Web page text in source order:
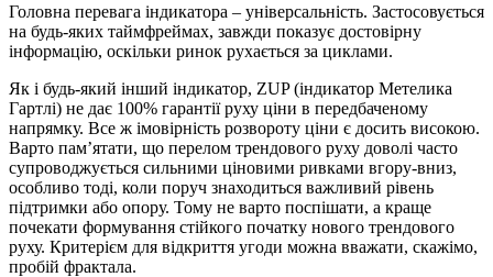
Головна перевага індикатора – універсальність. Застосовується
на будь-яких таймфреймах, завжди показує достовірну
інформацію, оскільки ринок рухається за циклами.
Як і будь-який інший індикатор, ZUP (індикатор Метелика
Гартлі) не дає 100% гарантії руху ціни в передбаченому
напрямку. Все ж імовірність розвороту ціни є досить високою.
Варто пам’ятати, що перелом трендового руху доволі часто
супроводжується сильними ціновими ривками вгору-вниз,
особливо тоді, коли поруч знаходиться важливий рівень
підтримки або опору. Тому не варто поспішати, а краще
почекати формування стійкого початку нового трендового
руху. Критерієм для відкриття угоди можна вважати, скажімо,
пробій фрактала.